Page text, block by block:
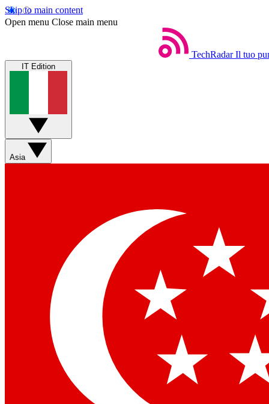
Skip to main content
Open menu Close main menu
TechRadar Il tuo
IT Edition
Asia